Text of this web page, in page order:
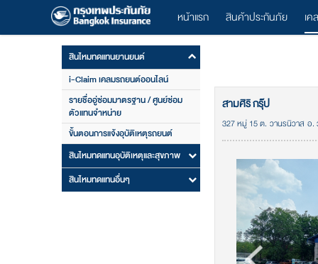
หน้าแรก สินค้าประกันภัย เค
สินไหมทดแทนยานยนต์
i-Claim เคลมรถยนต์ออนไลน์
รายชื่ออู่ซ่อมมาตรฐาน / ศูนย์ซ่อม
ตัวแทนจำหน่าย
ขั้นตอนการแจ้งอุบัติเหตุรถยนต์
สินไหมทดแทนอุบัติเหตุและสุขภาพ
สินไหมทดแทนอื่นๆ
สามศิริ กรุ๊ป
327 หมู่ 15 ต. วานรนิวาส อ